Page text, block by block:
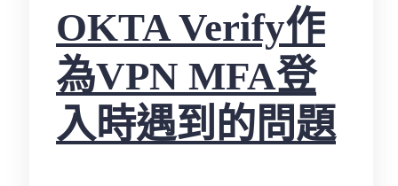
OKTA Verify作
為VPN MFA登
入時遇到的問題